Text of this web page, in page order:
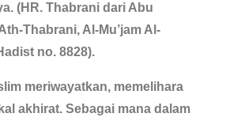
(HR. Thabrani dari Abu
Thabrani, Al-Mu’jam Al-
no. 8828).
meriwayatkan, memelihara
akhirat. Sebagai mana dalam